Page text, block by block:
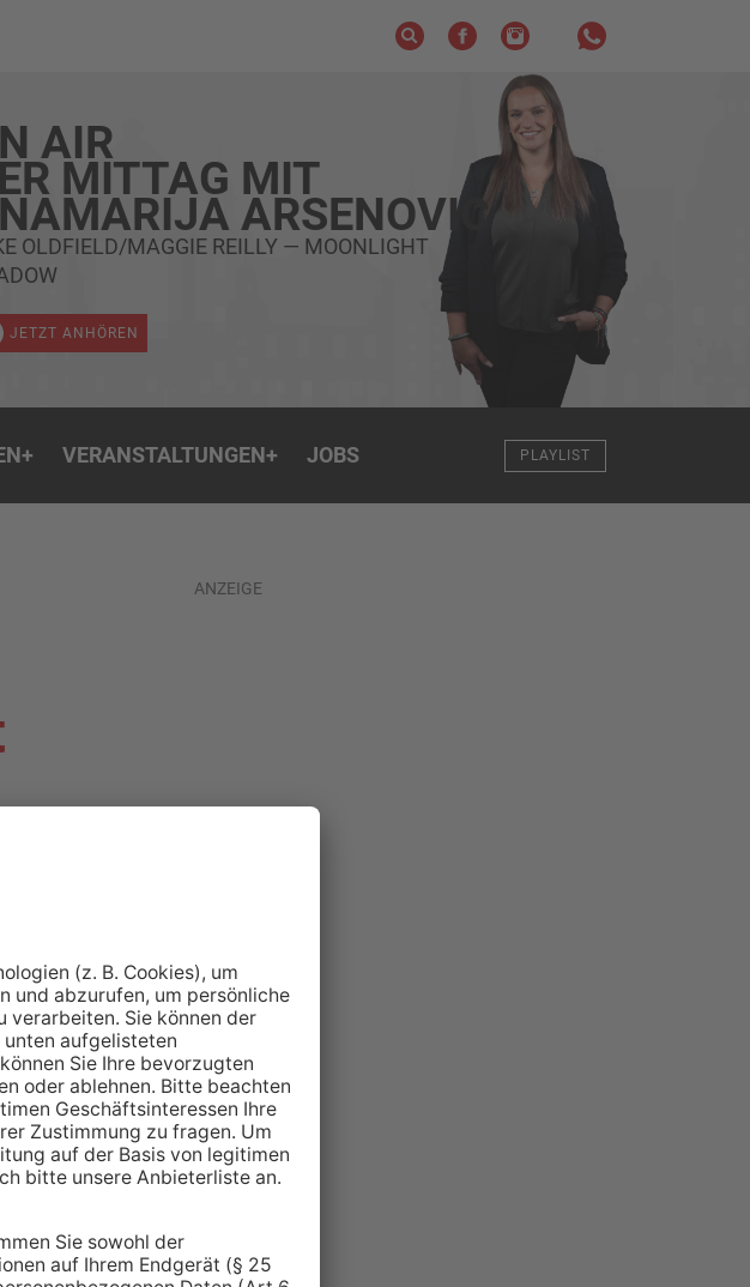
AIR
MITTAG MIT
ARSENOVIC
OLDFIELD/MAGGIE REILLY — MOONLIGHT
JETZT ANHÖREN
+ VERANSTALTUNGEN+ JOBS PLAYLIST
ANZEIGE